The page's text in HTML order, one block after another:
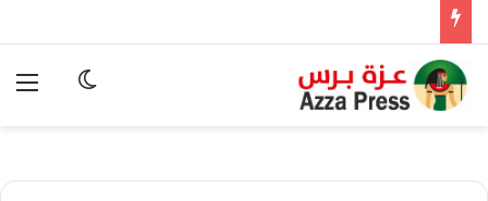
الوضع